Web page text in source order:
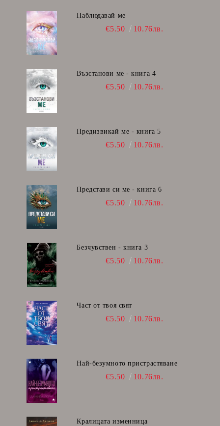
Наблюдавай ме
€5.50 10.76лв.
Възстанови ме - книга 4
€5.50 10.76лв.
Предизвикай ме - книга 5
€5.50 10.76лв.
Представи си ме - книга 6
€5.50 10.76лв.
Безчувствен - книга 3
€5.50 10.76лв.
Част от твоя свят
€5.50 10.76лв.
Най-безумното пристрастяване
€5.50 10.76лв.
Кралицата изменница